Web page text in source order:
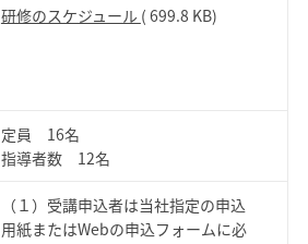
研修のスケジュール ( 699.8 KB)
定員 16名
指導者数 12名
（１）受講申込者は当社指定の申込
用紙またはWebの申込フォームに必